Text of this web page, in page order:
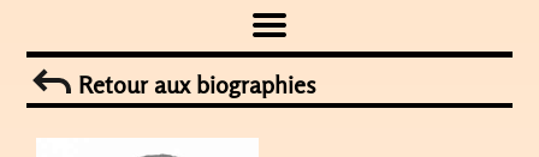
to
contentRetour aux biographies